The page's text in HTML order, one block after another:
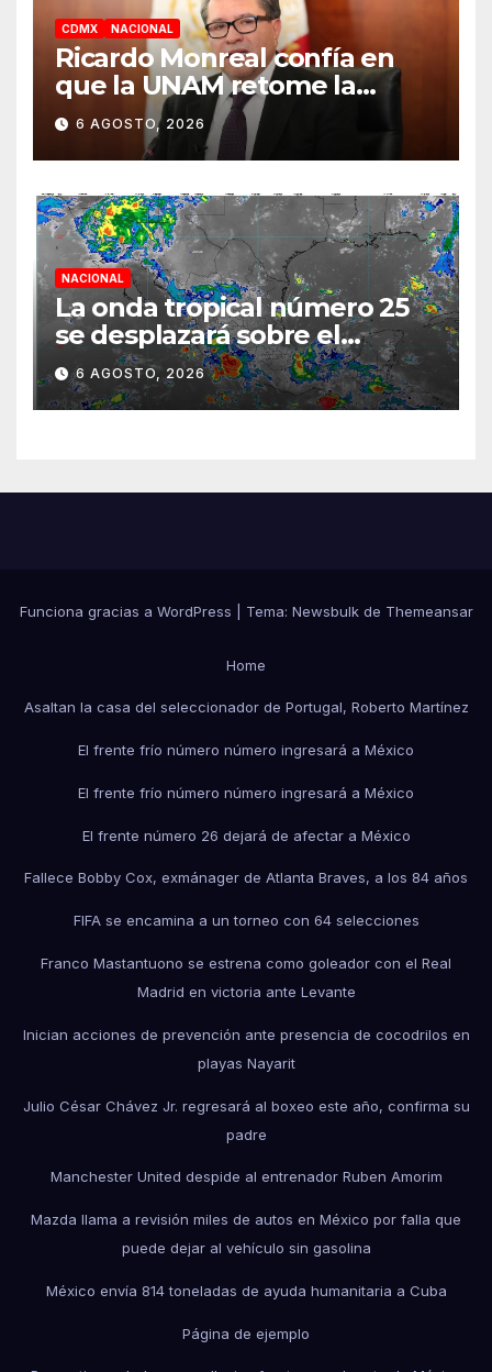
CDMX NACIONAL
Ricardo Monreal confía en
que la UNAM retome la
normalidad e inicie el
semestre mediante el
diálogo
6 AGOSTO, 2026
NACIONAL
La onda tropical número 25
se desplazará sobre el
sureste mexicano
6 AGOSTO, 2026
Funciona gracias a WordPress Tema: Newsbulkde Themeansar
Home
Asaltan la casa del seleccionador de Portugal, Roberto Martínez
El frente frío número número ingresará a México
El frente frío número número ingresará a México
El frente número 26 dejará de afectar a México
Fallece Bobby Cox, exmánager de Atlanta Braves, a los 84 años
FIFA se encamina a un torneo con 64 selecciones
Franco Mastantuono se estrena como goleador con el Real
Madrid en victoria ante Levante
Inician acciones de prevención ante presencia de cocodrilos en
playas Nayarit
Julio César Chávez Jr. regresará al boxeo este año, confirma su
padre
Manchester United despide al entrenador Ruben Amorim
Mazda llama a revisión miles de autos en México por falla que
puede dejar al vehículo sin gasolina
México envía 814 toneladas de ayuda humanitaria a Cuba
Página de ejemplo